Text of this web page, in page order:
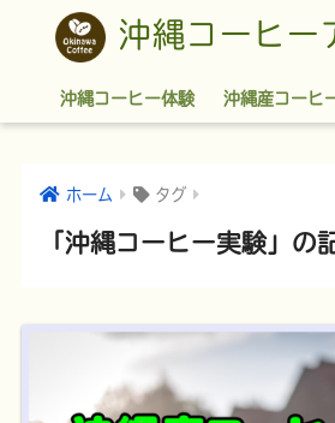
沖縄コーヒー
沖縄コーヒー体験 沖縄産コーヒ
ホーム タグ
「沖縄コーヒー実験」の